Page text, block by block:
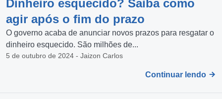
Dinheiro esquecido? Saiba como
agir após o fim do prazo
O governo acaba de anunciar novos prazos para resgatar o
dinheiro esquecido. São milhões de...
5 de outubro de 2024 - Jaizon Carlos
Continuar lendo